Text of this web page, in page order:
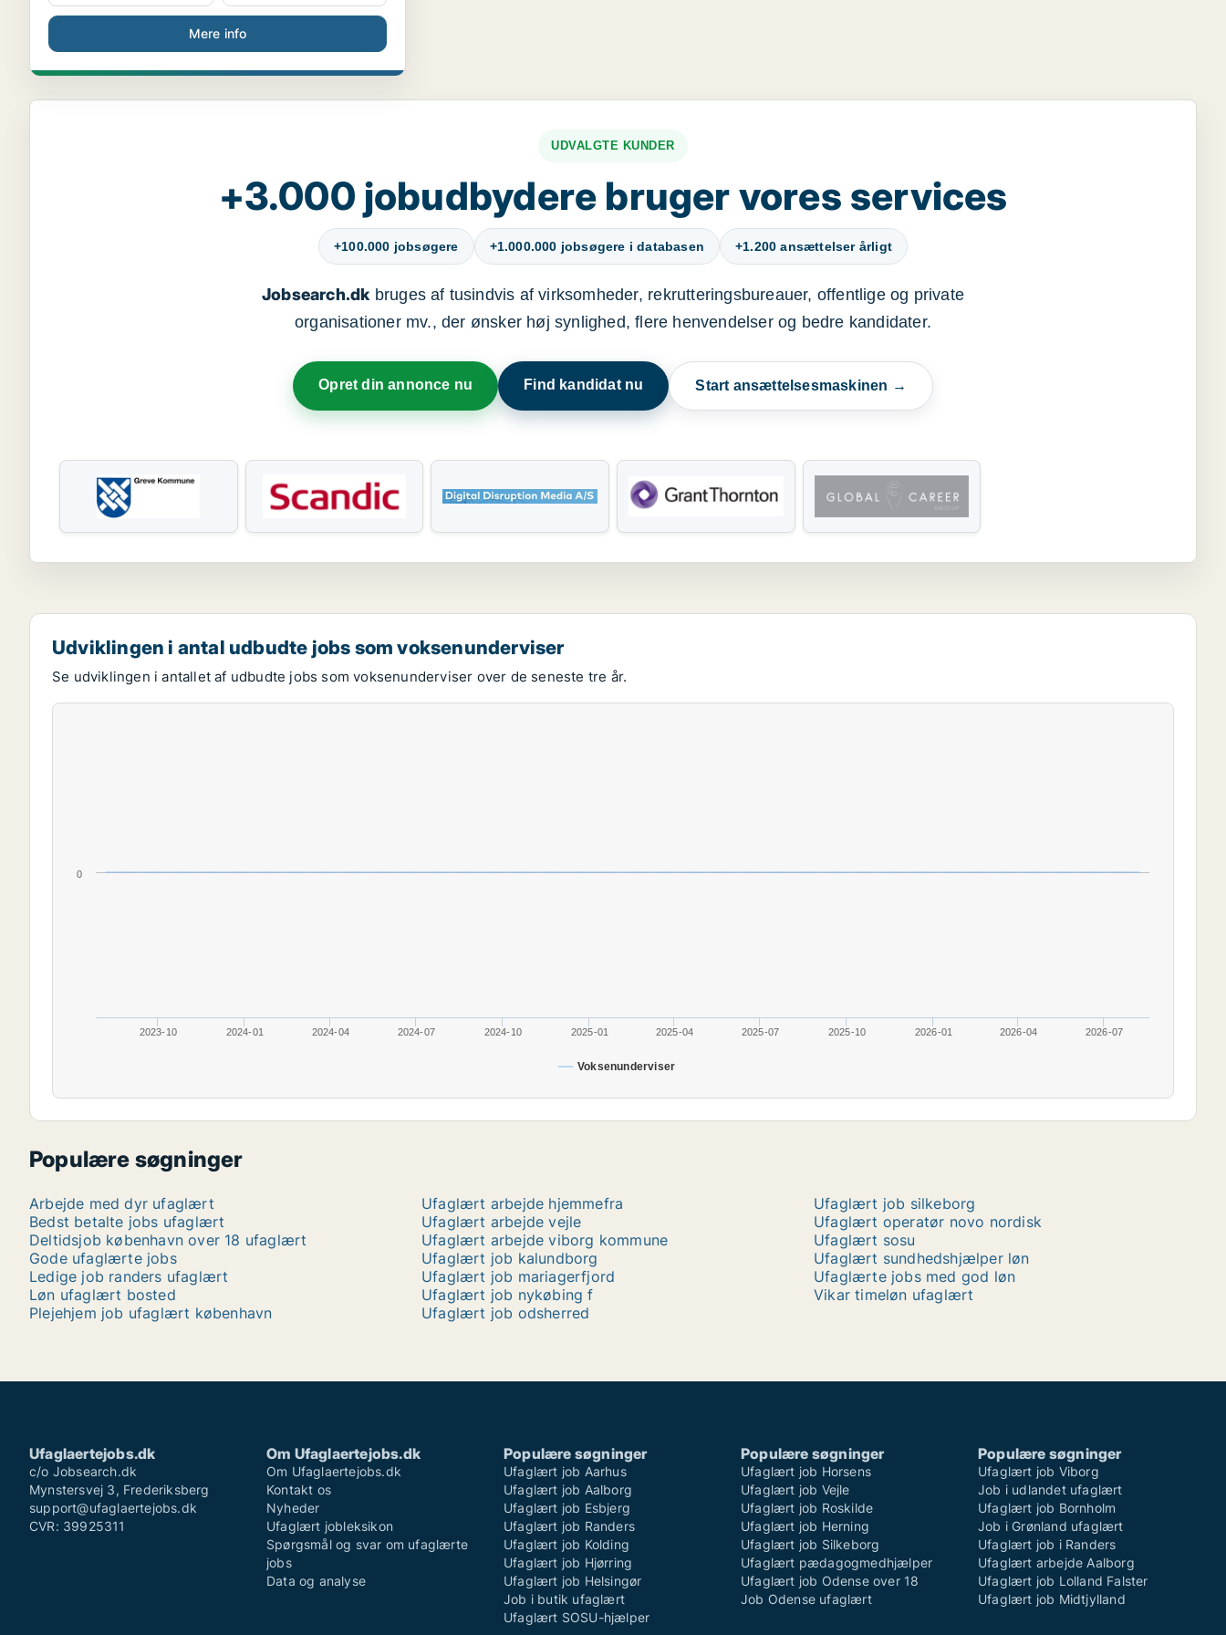
Mere info
UDVALGTE KUNDER
+3.000 jobudbydere bruger vores services
+100.000 jobsøgere +1.000.000 jobsøgere i databasen +1.200 ansættelser årligt
Jobsearch.dkbruges af tusindvis af virksomheder, rekrutteringsbureauer, offentlige og private
organisationer mv., der ønsker høj synlighed, flere henvendelser og bedre kandidater.
Opret din annonce nu Find kandidat nu Start ansættelsesmaskinen →
Udviklingen i antal udbudte jobs som voksenunderviser
Se udviklingen i antallet af udbudte jobs som voksenunderviser over de seneste tre år.
Voksenunderviser
2023-10 2024-01 2024-04 2024-07 2024-10 2025-01 2025-04 2025-07 2025-10 2026-01 2026-04 2026-07
0
Populære søgninger
Arbejde med dyr ufaglært
Bedst betalte jobs ufaglært
Deltidsjob københavn over 18 ufaglært
Gode ufaglærte jobs
Ledige job randers ufaglært
Løn ufaglært bosted
Plejehjem job ufaglært københavn
Ufaglært arbejde hjemmefra
Ufaglært arbejde vejle
Ufaglært arbejde viborg kommune
Ufaglært job kalundborg
Ufaglært job mariagerfjord
Ufaglært job nykøbing f
Ufaglært job odsherred
Ufaglært job silkeborg
Ufaglært operatør novo nordisk
Ufaglært sosu
Ufaglært sundhedshjælper løn
Ufaglærte jobs med god løn
Vikar timeløn ufaglært
Ufaglaertejobs.dk
c/o Jobsearch.dk
Mynstersvej 3, Frederiksberg
support@ufaglaertejobs.dk
CVR: 39925311
Om Ufaglaertejobs.dk
Om Ufaglaertejobs.dk
Kontakt os
Nyheder
Ufaglært jobleksikon
Spørgsmål og svar om ufaglærte
jobs
Data og analyse
Populære søgninger
Ufaglært job Aarhus
Ufaglært job Aalborg
Ufaglært job Esbjerg
Ufaglært job Randers
Ufaglært job Kolding
Ufaglært job Hjørring
Ufaglært job Helsingør
Job i butik ufaglært
Ufaglært SOSU-hjælper
Populære søgninger
Ufaglært job Horsens
Ufaglært job Vejle
Ufaglært job Roskilde
Ufaglært job Herning
Ufaglært job Silkeborg
Ufaglært pædagogmedhjælper
Ufaglært job Odense over 18
Job Odense ufaglært
Populære søgninger
Ufaglært job Viborg
Job i udlandet ufaglært
Ufaglært job Bornholm
Job i Grønland ufaglært
Ufaglært job i Randers
Ufaglært arbejde Aalborg
Ufaglært job Lolland Falster
Ufaglært job Midtjylland